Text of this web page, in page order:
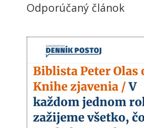
Odporúčaný článok